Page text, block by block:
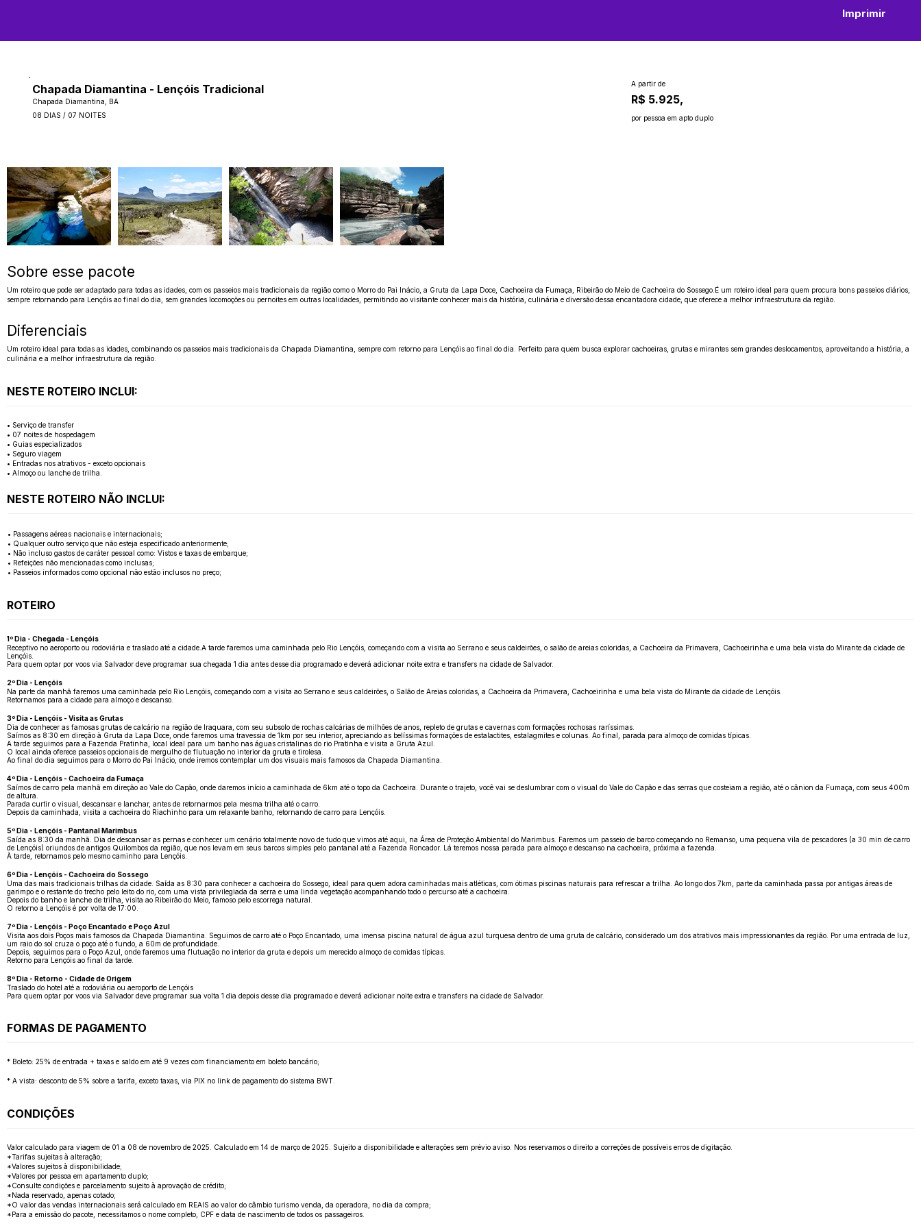
Imprimir
Chapada Diamantina - Lençóis Tradicional
Chapada Diamantina, BA
08 DIAS / 07 NOITES
A partir de
R$ 5.925,
por pessoa em apto duplo
Sobre esse pacote
Um roteiro que pode ser adaptado para todas as idades, com os passeios mais tradicionais da região como o Morro do Pai Inácio, a Gruta da Lapa Doce, Cachoeira da Fumaça, Ribeirão do Meio de Cachoeira do Sossego.É um roteiro ideal para quem procura bons passeios diários,
sempre retornando para Lençóis ao final do dia, sem grandes locomoções ou pernoites em outras localidades, permitindo ao visitante conhecer mais da história, culinária e diversão dessa encantadora cidade, que oferece a melhor infraestrutura da região.
Diferenciais
Um roteiro ideal para todas as idades, combinando os passeios mais tradicionais da Chapada Diamantina, sempre com retorno para Lençóis ao final do dia. Perfeito para quem busca explorar cachoeiras, grutas e mirantes sem grandes deslocamentos, aproveitando a história, a
culinária e a melhor infraestrutura da região.
NESTE ROTEIRO INCLUI:
• Serviço de transfer
• 07 noites de hospedagem
• Guias especializados
• Seguro viagem
• Entradas nos atrativos - exceto opcionais
• Almoço ou lanche de trilha.
NESTE ROTEIRO NÃO INCLUI:
• Passagens aéreas nacionais e internacionais;
• Qualquer outro serviço que não esteja especificado anteriormente;
• Não incluso gastos de caráter pessoal como: Vistos e taxas de embarque;
• Refeições não mencionadas como inclusas;
• Passeios informados como opcional não estão inclusos no preço;
ROTEIRO
1º Dia - Chegada - Lençóis
Receptivo no aeroporto ou rodoviária e traslado até a cidade.A tarde faremos uma caminhada pelo Rio Lençóis, começando com a visita ao Serrano e seus caldeirões, o salão de areias coloridas, a Cachoeira da Primavera, Cachoeirinha e uma bela vista do Mirante da cidade de
Lençóis.
Para quem optar por voos via Salvador deve programar sua chegada 1 dia antes desse dia programado e deverá adicionar noite extra e transfers na cidade de Salvador.
2º Dia - Lençóis
Na parte da manhã faremos uma caminhada pelo Rio Lençóis, começando com a visita ao Serrano e seus caldeirões, o Salão de Areias coloridas, a Cachoeira da Primavera, Cachoeirinha e uma bela vista do Mirante da cidade de Lençóis.
Retornamos para a cidade para almoço e descanso.
3º Dia - Lençóis - Visita as Grutas
Dia de conhecer as famosas grutas de calcário na região de Iraquara, com seu subsolo de rochas calcárias de milhões de anos, repleto de grutas e cavernas com formações rochosas raríssimas.
Saímos as 8:30 em direção à Gruta da Lapa Doce, onde faremos uma travessia de 1km por seu interior, apreciando as belíssimas formações de estalactites, estalagmites e colunas. Ao final, parada para almoço de comidas típicas.
A tarde seguimos para a Fazenda Pratinha, local ideal para um banho nas águas cristalinas do rio Pratinha e visita a Gruta Azul.
O local ainda oferece passeios opcionais de mergulho de flutuação no interior da gruta e tirolesa.
Ao final do dia seguimos para o Morro do Pai Inácio, onde iremos contemplar um dos visuais mais famosos da Chapada Diamantina.
4º Dia - Lençóis - Cachoeira da Fumaça
Saímos de carro pela manhã em direção ao Vale do Capão, onde daremos início a caminhada de 6km até o topo da Cachoeira. Durante o trajeto, você vai se deslumbrar com o visual do Vale do Capão e das serras que costeiam a região, até o cânion da Fumaça, com seus 400m
de altura.
Parada curtir o visual, descansar e lanchar, antes de retornarmos pela mesma trilha até o carro.
Depois da caminhada, visita a cachoeira do Riachinho para um relaxante banho, retornando de carro para Lençóis.
5º Dia - Lençóis - Pantanal Marimbus
Saída as 8:30 da manhã. Dia de descansar as pernas e conhecer um cenário totalmente novo de tudo que vimos até aqui, na Área de Proteção Ambiental do Marimbus. Faremos um passeio de barco começando no Remanso, uma pequena vila de pescadores (a 30 min de carro
de Lençóis) oriundos de antigos Quilombos da região, que nos levam em seus barcos simples pelo pantanal até a Fazenda Roncador. Lá teremos nossa parada para almoço e descanso na cachoeira, próxima a fazenda.
À tarde, retornamos pelo mesmo caminho para Lençóis.
6º Dia - Lençóis - Cachoeira do Sossego
Uma das mais tradicionais trilhas da cidade. Saída as 8:30 para conhecer a cachoeira do Sossego, ideal para quem adora caminhadas mais atléticas, com ótimas piscinas naturais para refrescar a trilha. Ao longo dos 7km, parte da caminhada passa por antigas áreas de
garimpo e o restante do trecho pelo leito do rio, com uma vista privilegiada da serra e uma linda vegetação acompanhando todo o percurso até a cachoeira.
Depois do banho e lanche de trilha, visita ao Ribeirão do Meio, famoso pelo escorrega natural.
O retorno a Lençóis é por volta de 17:00.
7º Dia - Lençóis - Poço Encantado e Poço Azul
Visita aos dois Poços mais famosos da Chapada Diamantina. Seguimos de carro até o Poço Encantado, uma imensa piscina natural de água azul turquesa dentro de uma gruta de calcário, considerado um dos atrativos mais impressionantes da região. Por uma entrada de luz,
um raio do sol cruza o poço até o fundo, a 60m de profundidade.
Depois, seguimos para o Poço Azul, onde faremos uma flutuação no interior da gruta e depois um merecido almoço de comidas típicas.
Retorno para Lençóis ao final da tarde.
8º Dia - Retorno - Cidade de Origem
Traslado do hotel até a rodoviária ou aeroporto de Lençóis
Para quem optar por voos via Salvador deve programar sua volta 1 dia depois desse dia programado e deverá adicionar noite extra e transfers na cidade de Salvador.
FORMAS DE PAGAMENTO
* Boleto: 25% de entrada + taxas e saldo em até 9 vezes com financiamento em boleto bancário;
* A vista: desconto de 5% sobre a tarifa, exceto taxas, via PIX no link de pagamento do sistema BWT.
CONDIÇÕES
Valor calculado para viagem de 01 a 08 de novembro de 2025. Calculado em 14 de março de 2025. Sujeito a disponibilidade e alterações sem prévio aviso. Nos reservamos o direito a correções de possíveis erros de digitação.
*Tarifas sujeitas à alteração;
*Valores sujeitos à disponibilidade;
*Valores por pessoa em apartamento duplo;
*Consulte condições e parcelamento sujeito à aprovação de crédito;
*Nada reservado, apenas cotado;
*O valor das vendas internacionais será calculado em REAIS ao valor do câmbio turismo venda, da operadora, no dia da compra;
*Para a emissão do pacote, necessitamos o nome completo, CPF e data de nascimento de todos os passageiros.